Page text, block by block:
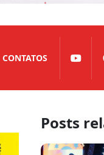
CONTATOS
Posts